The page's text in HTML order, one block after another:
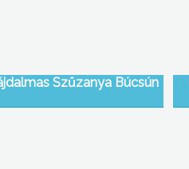
Szűzanya Búcsún